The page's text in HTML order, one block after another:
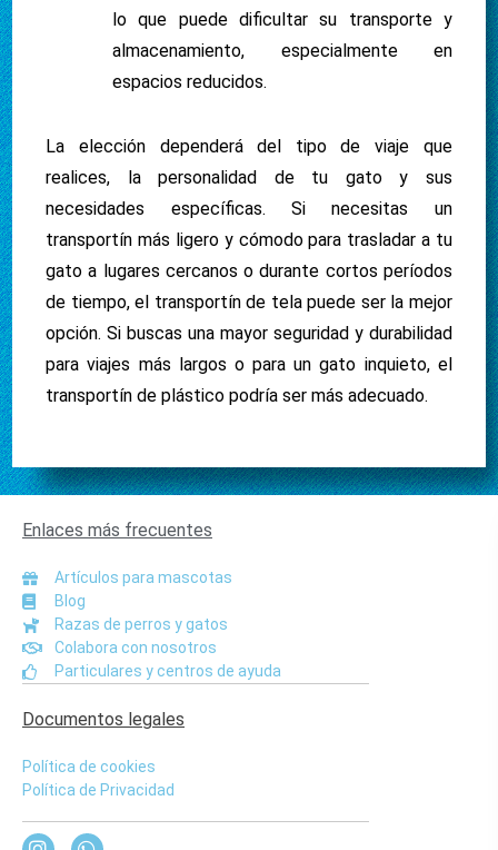
lo que puede dificultar su transporte y
almacenamiento, especialmente en
espacios reducidos.
La elección dependerá del tipo de viaje que
realices, la personalidad de tu gato y sus
necesidades específicas. Si necesitas un
transportín más ligero y cómodo para trasladar a tu
gato a lugares cercanos o durante cortos períodos
de tiempo, el transportín de tela puede ser la mejor
opción. Si buscas una mayor seguridad y durabilidad
para viajes más largos o para un gato inquieto, el
transportín de plástico podría ser más adecuado.
Enlaces más frecuentes
Artículos para mascotas
Blog
Razas de perros y gatos
Colabora con nosotros
Particulares y centros de ayuda
Documentos legales
Política de cookies
Política de Privacidad